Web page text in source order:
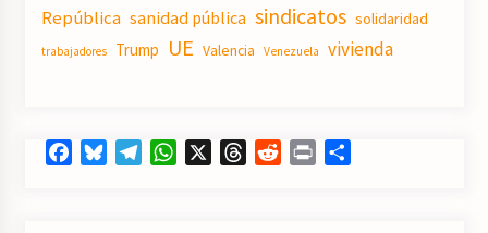
República sanidad pública sindicatos solidaridad
trabajadores Trump UE Valencia Venezuela vivienda
FacebookBlueskyTelegramWhatsApp ThreadsRedditPrint